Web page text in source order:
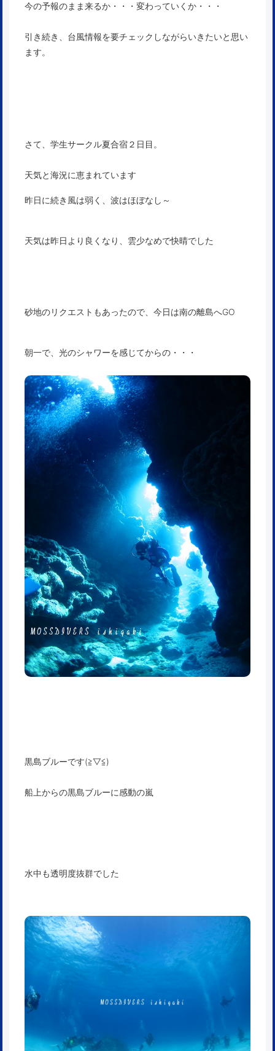
今の予報のまま来るか・・・変わっていくか・・・
引き続き、台風情報を要チェックしながらいきたいと思い
ます。
さて、学生サークル夏合宿２日目。
天気と海況に恵まれています
昨日に続き風は弱く、波はほぼなし～
天気は昨日より良くなり、雲少なめで快晴でした
砂地のリクエストもあったので、今日は南の離島へGO
朝一で、光のシャワーを感じてからの・・・
黒島ブルーです(≧▽≦)
船上からの黒島ブルーに感動の嵐
水中も透明度抜群でした